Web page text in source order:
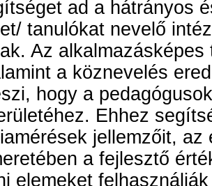
ad a hátrányos
tanulókat nevelő
Az
a köznevelés
hogy a
Ehhez
jellemzőit,
a fejlesztő
elemeket